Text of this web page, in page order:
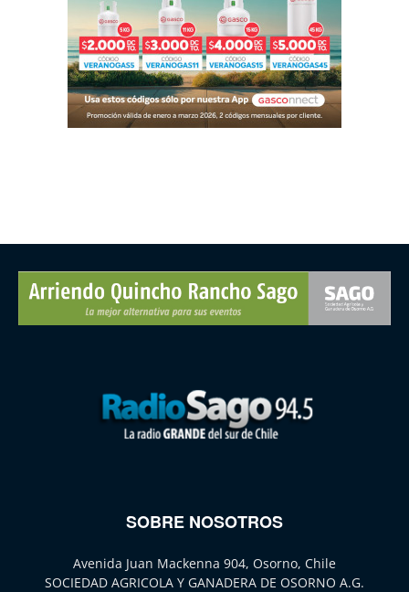
SOBRE NOSOTROS
Avenida Juan Mackenna 904, Osorno, Chile
SOCIEDAD AGRICOLA Y GANADERA DE OSORNO A.G.